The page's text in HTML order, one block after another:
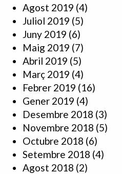
Agost 2019 (4)
Juliol 2019 (5)
Juny 2019 (6)
Maig 2019 (7)
Abril 2019 (5)
Març 2019 (4)
Febrer 2019 (16)
Gener 2019 (4)
Desembre 2018 (3)
Novembre 2018 (5)
Octubre 2018 (6)
Setembre 2018 (4)
Agost 2018 (2)